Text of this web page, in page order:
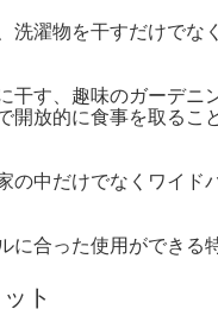
洗濯物を干すだけでな
す、趣味のガーデニ
開放的に食事を取るこ
の中だけでなくワイド
合った使用ができる
ト